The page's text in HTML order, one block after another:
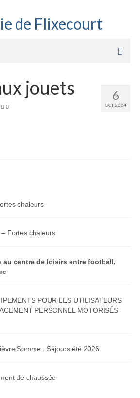
6
OCT 2024
jouets
0
chaleurs
Fortes chaleurs
au centre de loisirs entre football,
POUR LES UTILISATEURS
PERSONNEL MOTORISÉS
Somme : Séjours été 2026
de chaussée